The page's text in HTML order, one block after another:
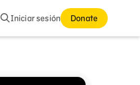
Buscar
Iniciar sesión Donate